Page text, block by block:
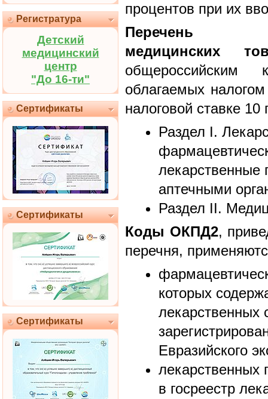
Регистратура
Детский
медицинский
центр
"До 16-ти"
Сертификаты
Сертификаты
Сертификаты
процентов при их
Перечень
медицинских
общероссийским
облагаемых
налоговой ставке
Раздел I.
лекарственные
аптечными
Раздел II.
Коды ОКПД2,
перечня,
которых
лекарственных
Евразийского
лекарственных
в госреестр